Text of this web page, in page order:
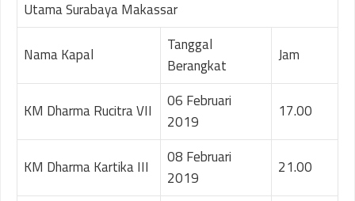
Utama Surabaya Makassar
Nama Kapal
Tanggal
Berangkat
Jam
KM Dharma Rucitra VII
06 Februari
2019
17.00
KM Dharma Kartika III
08 Februari
2019
21.00